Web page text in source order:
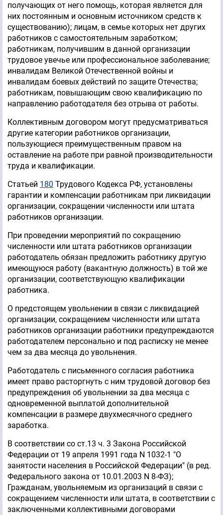
получающих от него помощь, которая является для
них постоянным и основным источником средств к
существованию); лицам, в семье которых нет других
работников с самостоятельным заработком;
работникам, получившим в данной организации
трудовое увечье или профессиональное заболевание;
инвалидам Великой Отечественной войны и
инвалидам боевых действий по защите Отечества;
работникам, повышающим свою квалификацию по
направлению работодателя без отрыва от работы.
Коллективным договором могут предусматриваться
другие категории работников организации,
пользующиеся преимущественным правом на
оставление на работе при равной производительности
труда и квалификации.
Статьей 180 Трудового Кодекса РФ, установлены
гарантии и компенсации работникам при ликвидации
организации, сокращении численности или штата
работников организации.
При проведении мероприятий по сокращению
численности или штата работников организации
работодатель обязан предложить работнику другую
имеющуюся работу (вакантную должность) в той же
организации, соответствующую квалификации
работника.
О предстоящем увольнении в связи с ликвидацией
организации, сокращением численности или штата
работников организации работники предупреждаются
работодателем персонально и под расписку не менее
чем за два месяца до увольнения.
Работодатель с письменного согласия работника
имеет право расторгнуть с ним трудовой договор без
предупреждения об увольнении за два месяца с
одновременной выплатой дополнительной
компенсации в размере двухмесячного среднего
заработка.
В соответствии со ст.13 ч. 3 Закона Российской
Федерации от 19 апреля 1991 года N 1032-1 "О
занятости населения в Российской Федерации" (в ред.
Федерального закона от 10.01.2003 N 8-ФЗ);
Гражданам, увольняемым из организаций в связи с
сокращением численности или штата, в соответствии с
заключенными коллективными договорами